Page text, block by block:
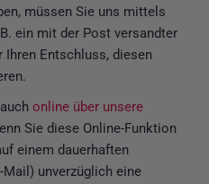
müssen Sie uns mittels
ein mit der Post versandter
Ihren Entschluss, diesen
online über unsere
Sie diese Online-Funktion
einem dauerhaften
Mail) unverzüglich eine